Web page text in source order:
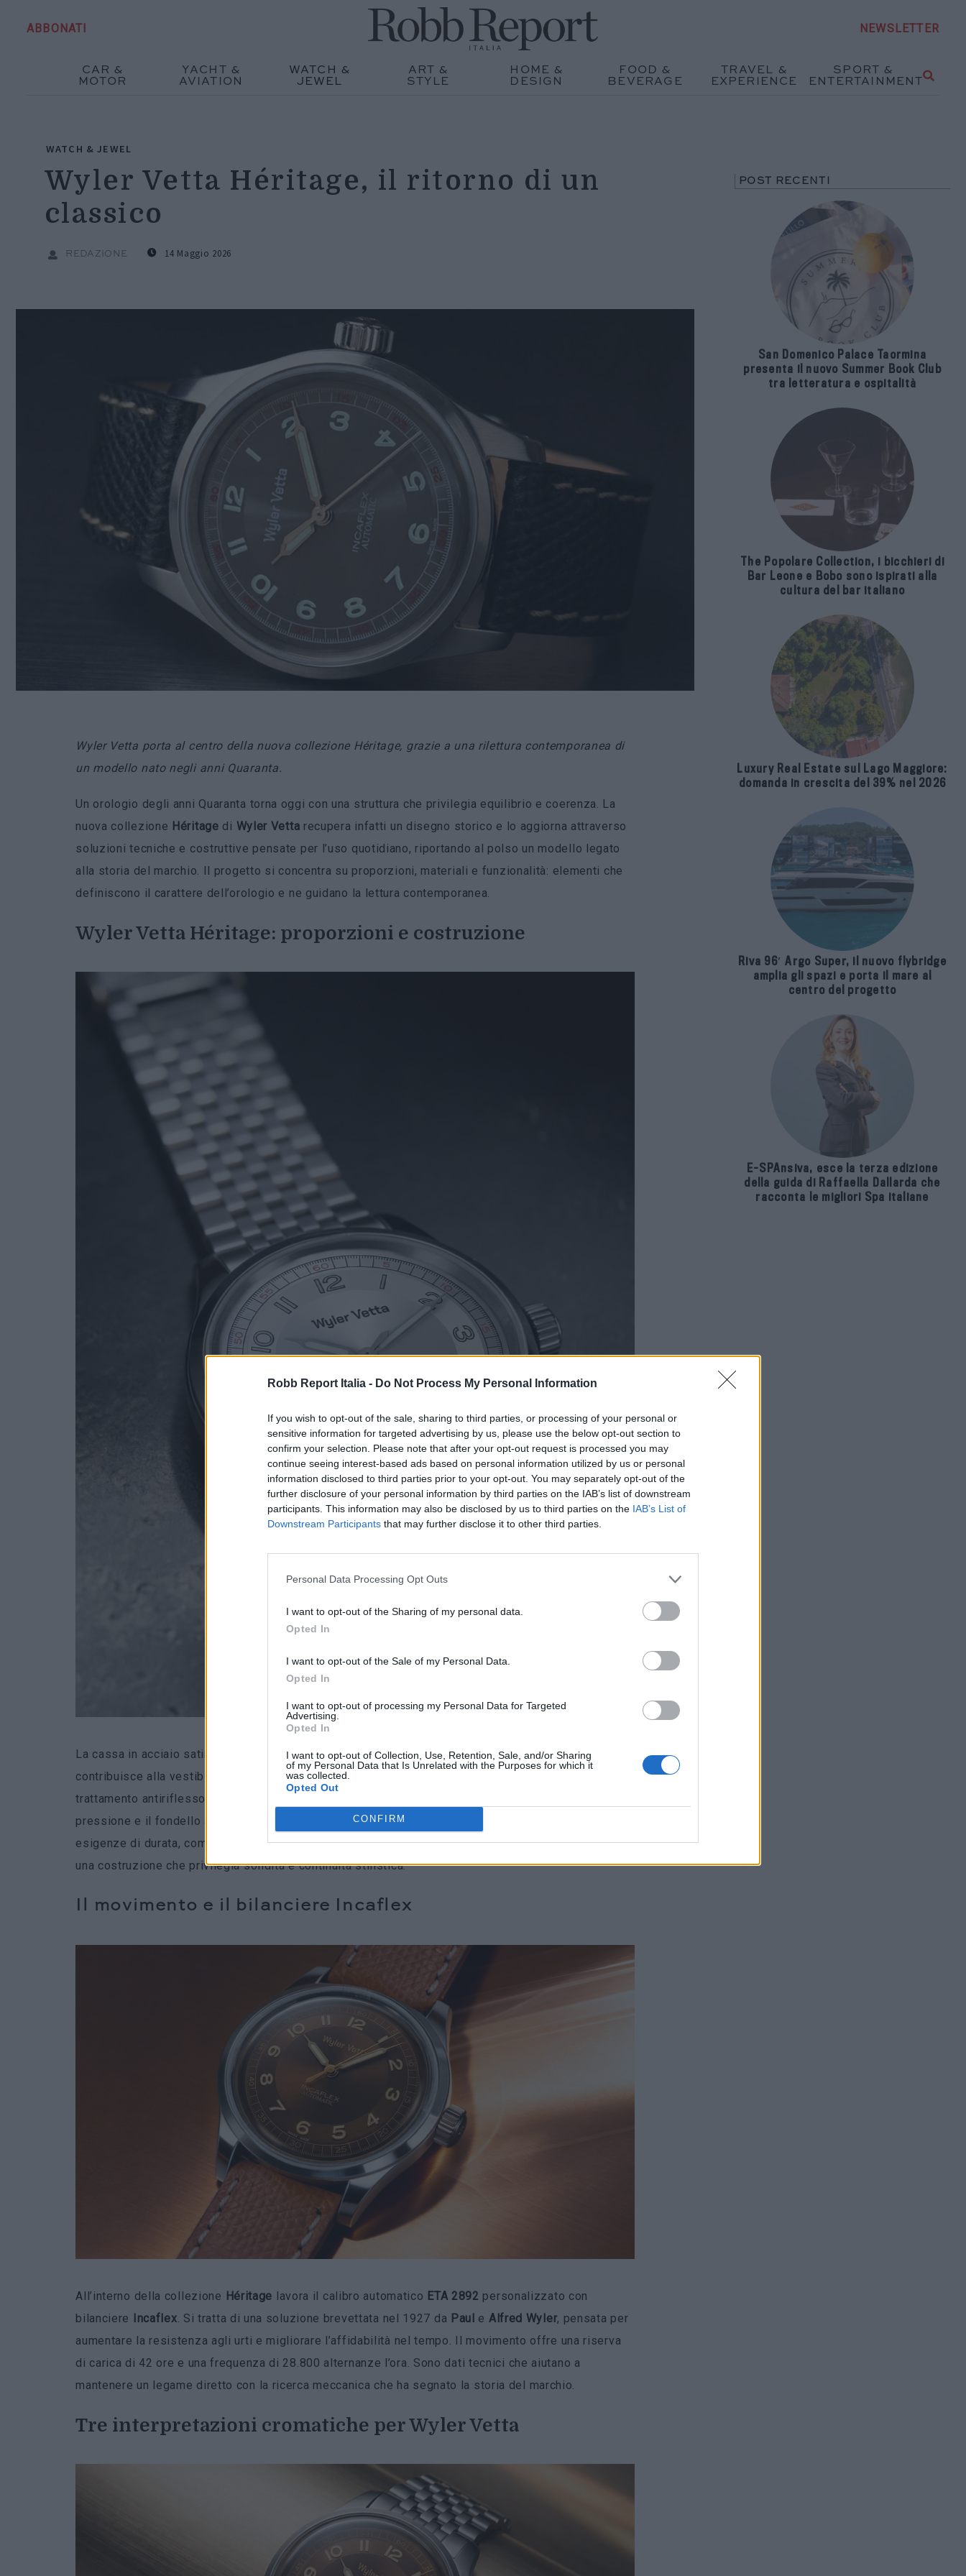
Robb Report Italia - Do Not Process My Personal Information
If you wish to opt-out of the sale, sharing to third parties, or processing of your personal or
sensitive information for targeted advertising by us, please use the below opt-out section to
confirm your selection. Please note that after your opt-out request is processed you may
continue seeing interest-based ads based on personal information utilized by us or personal
information disclosed to third parties prior to your opt-out. You may separately opt-out of the
further disclosure of your personal information by third parties on the IAB’s list of downstream
participants. This information may also be disclosed by us to third parties on the IAB’s List of
Downstream Participants that may further disclose it to other third parties.
Personal Data Processing Opt Outs
I want to opt-out of the Sharing of my personal data.
Opted In
I want to opt-out of the Sale of my Personal Data.
Opted In
I want to opt-out of processing my Personal Data for Targeted
Advertising.
Opted In
I want to opt-out of Collection, Use, Retention, Sale, and/or Sharing
of my Personal Data that Is Unrelated with the Purposes for which it
was collected.
Opted Out
CONFIRM
ABBONATI NEWSLETTER
CAR &
MOTOR
YACHT &
AVIATION
WATCH &
JEWEL
ART &
STYLE
HOME &
DESIGN
FOOD &
BEVERAGE
TRAVEL &
EXPERIENCE
SPORT &
ENTERTAINMENT
WATCH & JEWEL
Wyler Vetta Héritage, il ritorno di un
classico
REDAZIONE 14 Maggio 2026
Wyler Vetta porta al centro della nuova collezione Héritage, grazie a una rilettura contemporanea di
un modello nato negli anni Quaranta.
Un orologio degli anni Quaranta torna oggi con una struttura che privilegia equilibrio e coerenza. La
nuova collezione Héritage di Wyler Vetta recupera infatti un disegno storico e lo aggiorna attraverso
soluzioni tecniche e costruttive pensate per l’uso quotidiano, riportando al polso un modello legato
alla storia del marchio. Il progetto si concentra su proporzioni, materiali e funzionalità: elementi che
definiscono il carattere dell’orologio e ne guidano la lettura contemporanea.
Wyler Vetta Héritage: proporzioni e costruzione
La cassa in acciaio satinato da 38 millimetri definisce una presenza compatta. Il profilo sottile
contribuisce alla vestibilità e favorisce una resa equilibrata sul polso. Il vetro zaffiro bombato con
trattamento antiriflesso protegge il quadrante e ne migliora la leggibilità, mentre la corona a
pressione e il fondello a vite assicurano un’impermeabilità fino a 10 ATM. Ogni elemento risponde a
esigenze di durata, comfort e versatilità. Il risultato è un segnatempo adatto a contesti diversi, con
una costruzione che privilegia solidità e continuità stilistica.
Il movimento e il bilanciere Incaflex
All’interno della collezione Héritage lavora il calibro automatico ETA 2892 personalizzato con
bilanciere
Incaflex. Si tratta di una soluzione brevettata nel 1927 da Paul e Alfred Wyler, pensata per
aumentare la resistenza agli urti e migliorare l’affidabilità nel tempo. Il movimento offre una riserva
di carica di 42 ore e una frequenza di 28.800 alternanze l’ora. Sono dati tecnici che aiutano a
mantenere un legame diretto con la ricerca meccanica che ha segnato la storia del marchio.
Tre interpretazioni cromatiche per Wyler Vetta
POST RECENTI
San Domenico Palace Taormina
presenta il nuovo Summer Book Club
tra letteratura e ospitalità
The Popolare Collection, i bicchieri di
Bar Leone e Bobo sono ispirati alla
cultura del bar italiano
Luxury Real Estate sul Lago Maggiore:
domanda in crescita del 39% nel 2026
Riva 96′ Argo Super, il nuovo flybridge
amplia gli spazi e porta il mare al
centro del progetto
E-SPAnsiva, esce la terza edizione
della guida di Raffaella Dallarda che
racconta le migliori Spa italiane